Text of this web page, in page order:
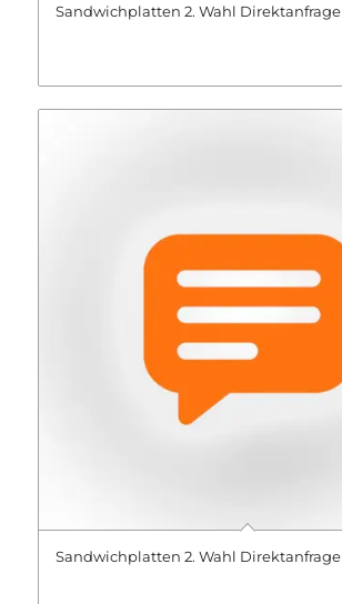
Sandwichplatten 2. Wahl Direktanfrage
Sandwichplatten 2. Wahl Direktanfrage